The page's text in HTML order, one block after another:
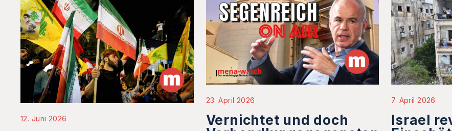
12. Juni 2026
23. April 2026
Vernichtet und doch
7. April 2026
Israel